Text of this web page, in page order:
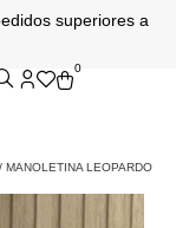
superiores a
0
/ MANOLETINA LEOPARDO